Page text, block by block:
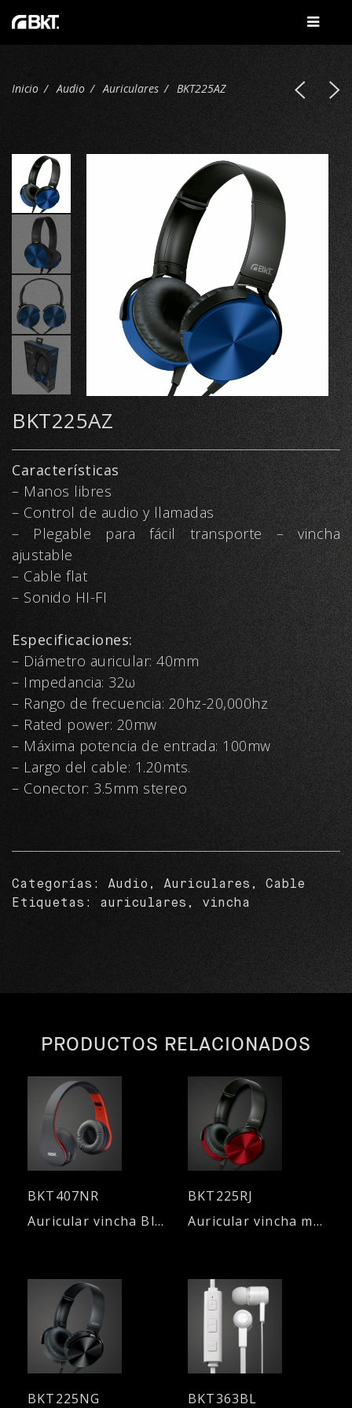
Inicio Audio Auriculares BKT225AZ
BKT225AZ
Características
– Manos libres
– Control de audio y llamadas
– Plegable para fácil transporte – vincha
ajustable
– Cable flat
– Sonido HI-FI
Especificaciones:
– Diámetro auricular: 40mm
– Impedancia: 32ω
– Rango de frecuencia: 20hz-20,000hz
– Rated power: 20mw
– Máxima potencia de entrada: 100mw
– Largo del cable: 1.20mts.
– Conector: 3.5mm stereo
Categorías: Audio , Auriculares , Cable
Etiquetas: auriculares , vincha
PRODUCTOS RELACIONADOS
BKT407NR
Auricular vincha Bluetooth V3.0 - Manos libres
BKT225RJ
Auricular vincha manos libres 3.5mm - ROJO
BKT225NG BKT363BL